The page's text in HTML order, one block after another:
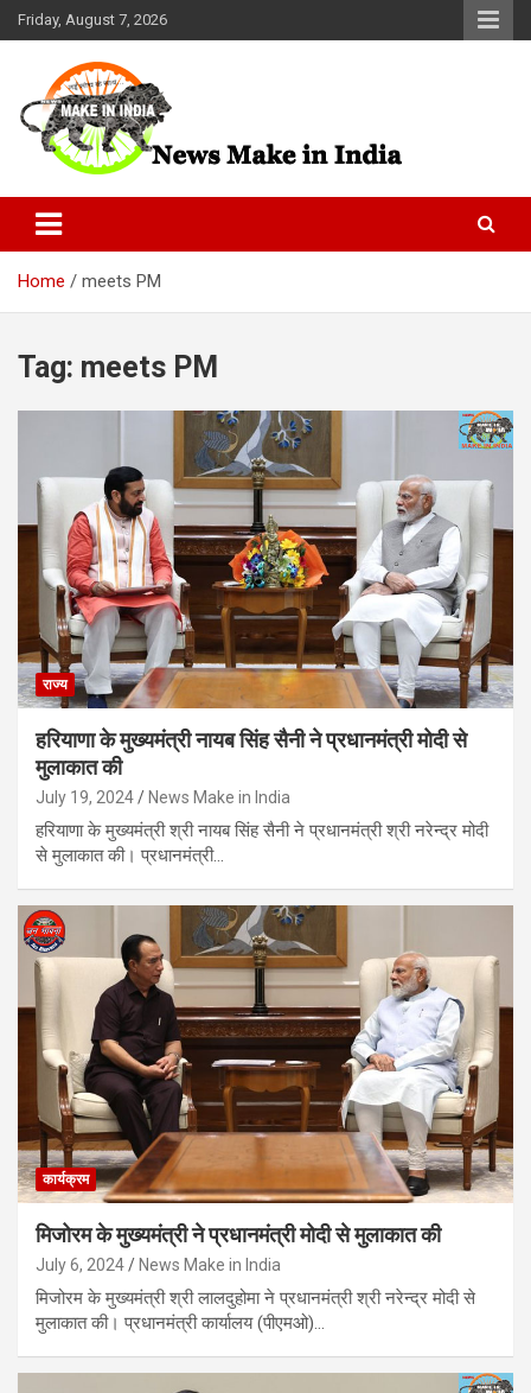
Skip
to
Friday, August 7, 2026
News Make In india
Home meets PM
Tag: meets PM
राज्य
हरियाणा के मुख्यमंत्री नायब सिंह सैनी ने प्रधानमंत्री मोदी से
मुलाकात की
July 19, 2024 News Make in India
हरियाणा के मुख्यमंत्री श्री नायब सिंह सैनी ने प्रधानमंत्री श्री नरेन्द्र मोदी
से मुलाकात की। प्रधानमंत्री…
कार्यक्रम
मिजोरम के मुख्यमंत्री ने प्रधानमंत्री मोदी से मुलाकात की
July 6, 2024 News Make in India
मिजोरम के मुख्यमंत्री श्री लालदुहोमा ने प्रधानमंत्री श्री नरेन्द्र मोदी से
मुलाकात की। प्रधानमंत्री कार्यालय (पीएमओ)…